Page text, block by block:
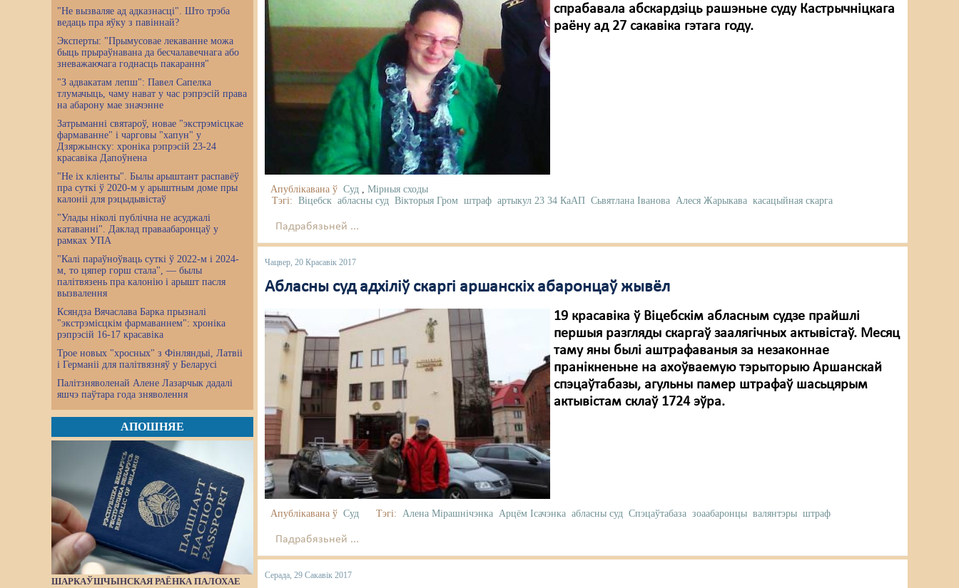
"Не вызваляе ад адказнасці". Што трэба
ведаць пра яўку з павіннай?
Эксперты: "Прымусовае лекаванне можа
быць прыраўнавана да бесчалавечнага або
зневажаючага годнасць пакарання"
"З адвакатам лепш": Павел Сапелка
тлумачыць, чаму нават у час рэпрэсій права
на абарону мае значэнне
Затрыманні святароў, новае "экстрэмісцкае
фармаванне" і чарговы "хапун" у
Дзяржынску: хроніка рэпрэсій 23-24
красавіка Дапоўнена
"Не іх кліенты". Былы арыштант распавёў
пра суткі ў 2020-м у арыштным доме пры
калоніі для рэцыдывістаў
"Улады ніколі публічна не асуджалі
катаванні". Даклад праваабаронцаў у
рамках УПА
"Калі параўноўваць суткі ў 2022-м і 2024-
м, то цяпер горш стала", — былы
палітвязень пра калонію і арышт пасля
вызвалення
Ксяндза Вячаслава Барка прызналі
"экстрэмісцкім фармаваннем": хроніка
рэпрэсій 16-17 красавіка
Трое новых "хросных" з Фінляндыі, Латвіі
і Германіі для палітвязняў у Беларусі
Палітзняволенай Алене Лазарчык дадалі
яшчэ паўтара года зняволення
АПОШНЯЕ
ШАРКАЎШЧЫНСКАЯ РАЁНКА ПАЛОХАЕ
спрабавала абскардзіць рашэньне суду Кастрычніцкага
раёну ад 27 сакавіка гэтага году.
Апублікавана ў Суд ,Мірныя сходы
Тэгі:
Віцебск абласны суд Вікторыя Гром штраф артыкул 23 34 КаАП Сьвятлана Іванова Алеся Жарыкава касацыйная скарга
Падрабязьней ...
Чацвер, 20 Красавік 2017
Абласны суд адхіліў скаргі аршанскіх абаронцаў жывёл
19 красавіка ў Віцебскім абласным судзе прайшлі
першыя разгляды скаргаў заалягічных актывістаў. Месяц
таму яны былі аштрафаваныя за незаконнае
пранікненьне на ахоўваемую тэрыторыю Аршанскай
спэцаўтабазы, агульны памер штрафаў шасьцярым
актывістам склаў 1724 эўра.
Апублікавана ў Суд Тэгі: Алена Мірашнічэнка Арцём Ісачэнка абласны суд Спэцаўтабаза зоаабаронцы валянтэры штраф
Падрабязьней ...
Серада, 29 Сакавік 2017